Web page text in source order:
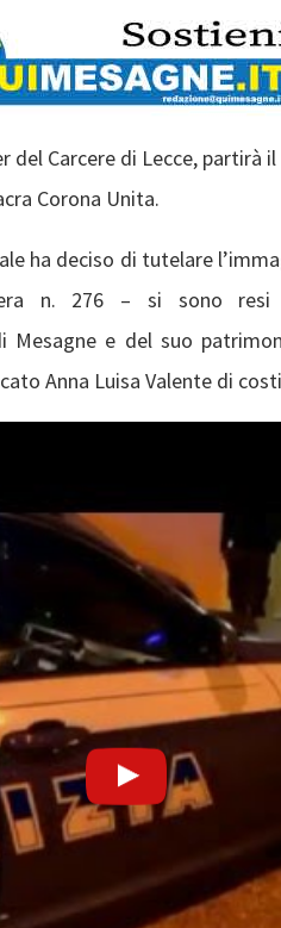
del Carcere di Lecce,
Corona Unita.
ha deciso di tutelare
n. 276 – si sono resi
Mesagne e del suo
Anna Luisa Valente di